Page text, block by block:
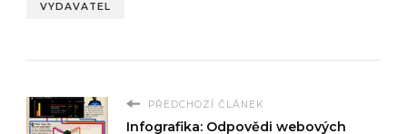
VYDAVATEL
PŘEDCHOZÍ ČLÁNEK
Infografika: Odpovědi webových